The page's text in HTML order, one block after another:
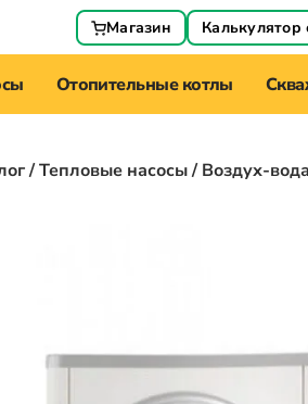
Магазин Калькулятор
Отопительные котлы
/Тепловые насосы/ Воздух-вода